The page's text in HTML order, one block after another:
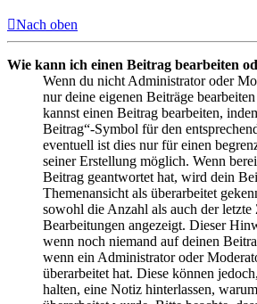
Nach oben
Wie kann ich einen Beitrag bearbeiten
Wenn du nicht Administrator oder
nur deine eigenen Beiträge
kannst einen Beitrag bearbeiten,
Beitrag“-Symbol für den
eventuell ist dies nur für einen
seiner Erstellung möglich. Wenn
Beitrag geantwortet hat, wird dein
Themenansicht als überarbeitet
sowohl die Anzahl als auch der
Bearbeitungen angezeigt. Dieser
wenn noch niemand auf deinen
wenn ein Administrator oder
überarbeitet hat. Diese können
halten, eine Notiz hinterlassen,